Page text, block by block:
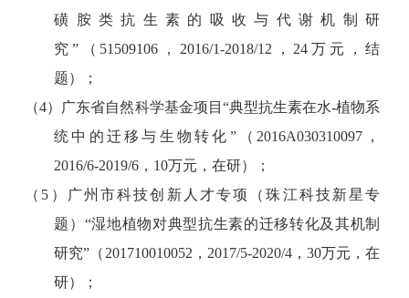
磺胺类抗生素的吸收与代谢机制研
究 ”（ 51509106 ， 2016/1-2018/12 ， 24 万元，结
题）；
（4）广东省自然科学基金项目 “典型抗生素在水-植物系
统中的迁移与生物转化 ”（ 2016A030310097，
2016/6-2019/6 ， 10万元，在研）；
（ 5 ）广州市科技创新人才专项（珠江科技新星专
题） “湿地植物对典型抗生素的迁移转化及其机制
研究” （ 201710010052 ， 2017/5-2020/4， 30万元，在
研）；